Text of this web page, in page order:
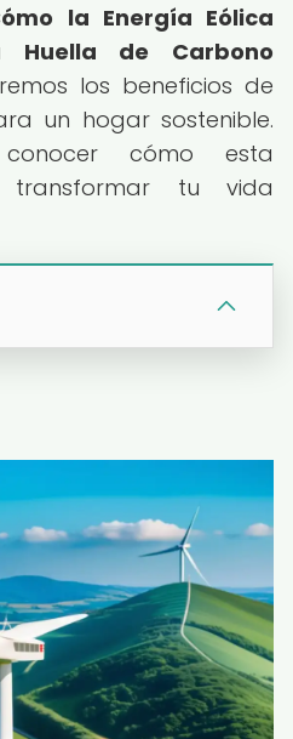
la Energía Eólica
Huella de Carbono
los beneficios de
un hogar sostenible.
cómo esta
transformar tu vida